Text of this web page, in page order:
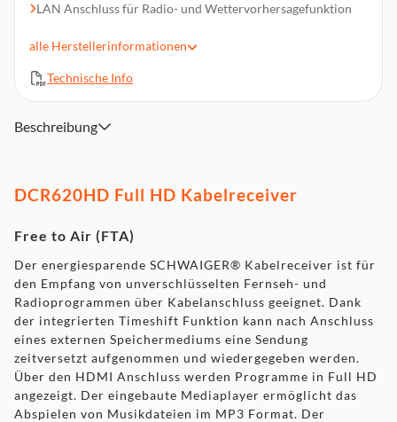
LAN Anschluss für Radio- und Wettervorhersagefunktion
Vorschau (senderabhängig)
Mehrsprachiges Bildschirmmenü
Lieferumfang: Receiver, Fernbedienung, 2x Batterie (1,5 V
alle Herstellerinformationen
Technische Info
Beschreibung
DCR620HD Full HD Kabelreceiver
Free to Air (FTA)
Der energiesparende SCHWAIGER® Kabelreceiver ist für
den Empfang von unverschlüsselten Fernseh- und
Radioprogrammen über Kabelanschluss geeignet. Dank
der integrierten Timeshift Funktion kann nach Anschluss
eines externen Speichermediums eine Sendung
zeitversetzt aufgenommen und wiedergegeben werden.
Über den HDMI Anschluss werden Programme in Full HD
angezeigt. Der eingebaute Mediaplayer ermöglicht das
Abspielen von Musikdateien im MP3 Format. Der